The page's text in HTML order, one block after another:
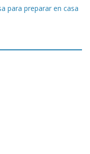
para preparar en casa